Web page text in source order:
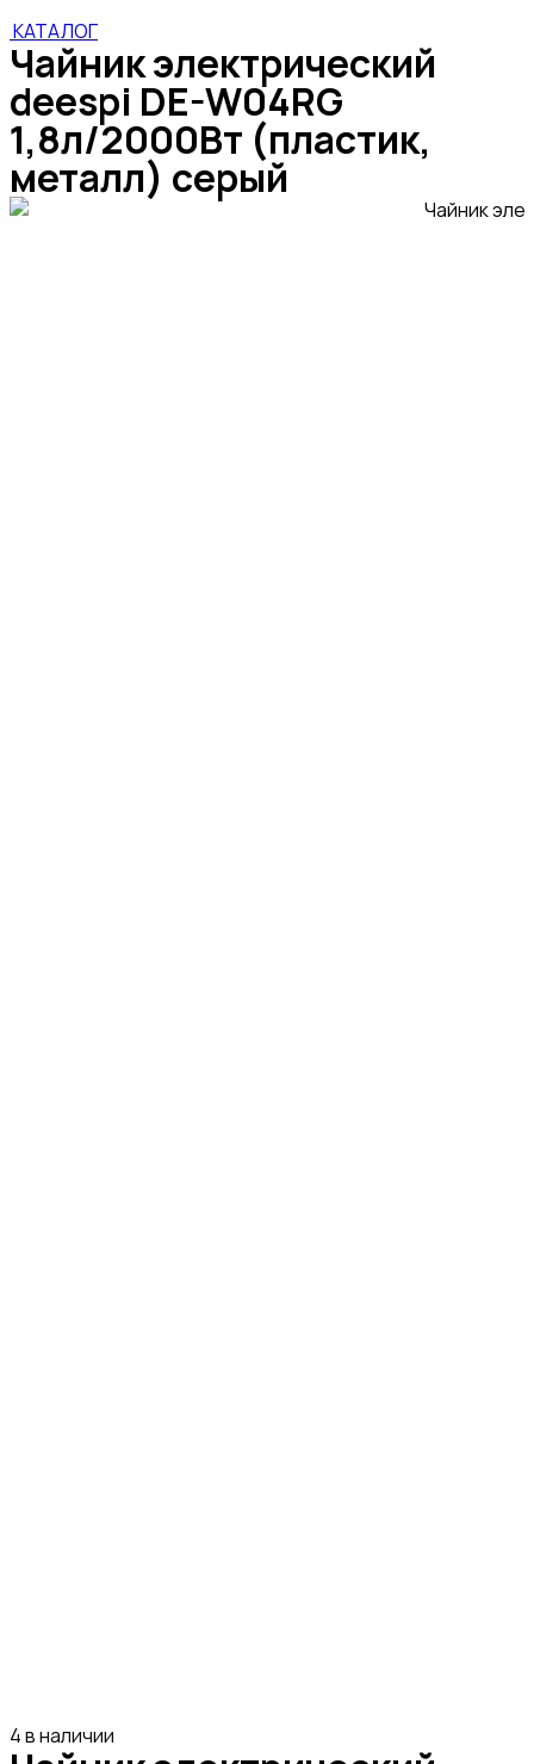
КАТАЛОГ
Чайник электрический
deespi DE-W04RG
1,8л/2000Вт (пластик,
металл) серый
4 в наличии